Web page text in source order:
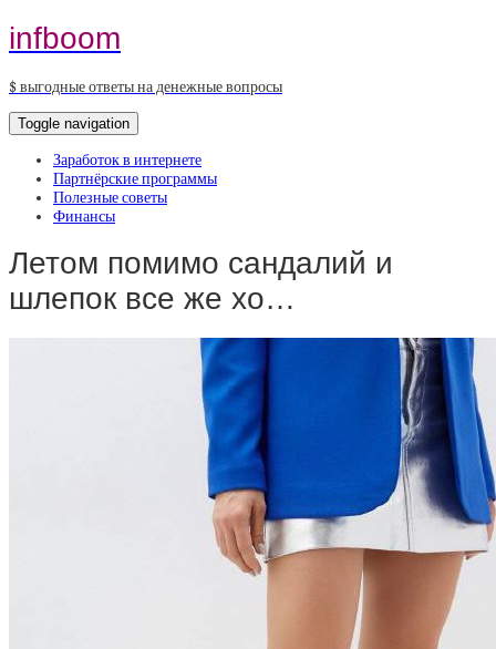
infboom
$ выгодные ответы на денежные вопросы
Toggle navigation
Заработок в интернете
Партнёрские программы
Полезные советы
Финансы
Летом помимо сандалий и
шлепок все же хо…